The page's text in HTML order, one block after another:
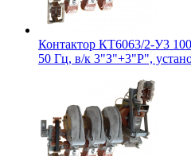
Контактор КТ6063/2-У3
50 Гц, в/к 3"З"+3"Р",